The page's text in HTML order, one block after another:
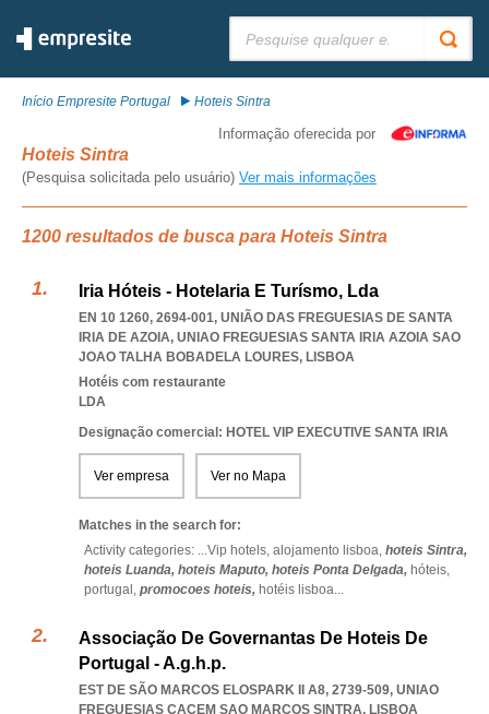
Início Empresite Portugal Hoteis Sintra
Informação oferecida por
Hoteis Sintra
(Pesquisa solicitada pelo usuário) Ver mais informações
1200 resultados de busca para Hoteis Sintra
Iria Hóteis - Hotelaria E Turísmo, Lda
EN 10 1260, 2694-001, UNIÃO DAS FREGUESIAS DE SANTA
IRIA DE AZOIA, UNIAO FREGUESIAS SANTA IRIA AZOIA SAO
JOAO TALHA BOBADELA LOURES, LISBOA
Hotéis com restaurante
LDA
Designação comercial: HOTEL VIP EXECUTIVE SANTA IRIA
Ver empresa Ver no Mapa
Matches in the search for:
Activity categories: ...Vip hotels, alojamento lisboa, hoteis Sintra,
hoteis Luanda, hoteis Maputo, hoteis Ponta Delgada, hóteis,
portugal, promocoes hoteis, hotéis lisboa...
Associação De Governantas De Hoteis De
Portugal - A.g.h.p.
EST DE SÃO MARCOS ELOSPARK II A8, 2739-509, UNIAO
FREGUESIAS CACEM SAO MARCOS SINTRA, LISBOA